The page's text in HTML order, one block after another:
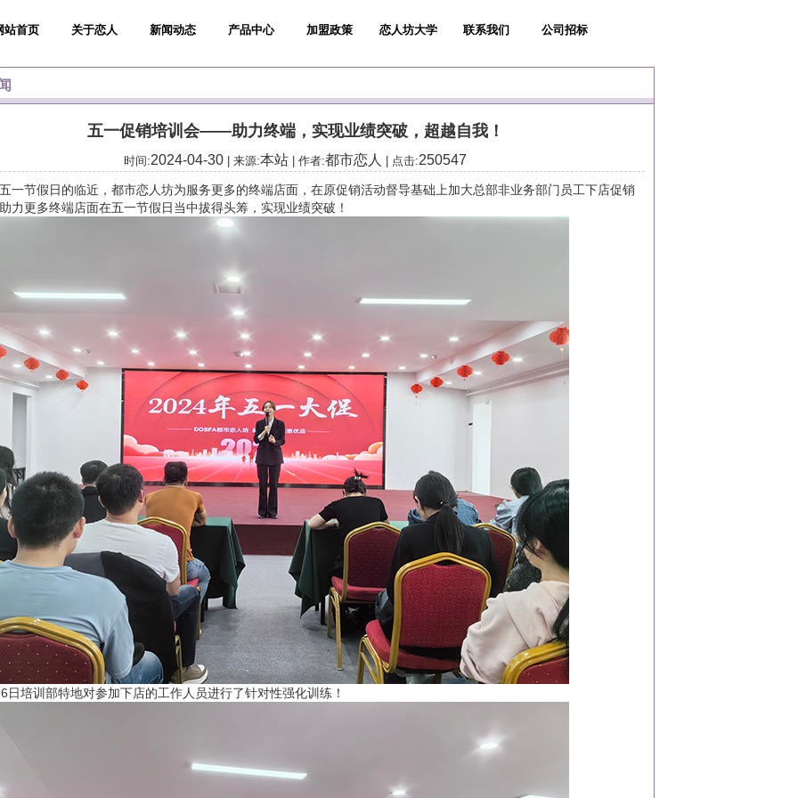
站首页 关于恋人 新闻动态 产品中心 加盟政策 恋人坊大学 联系我们 公司招标
五一促销培训会——助力终端，实现业绩突破，超越自我！
时间:2024-04-30 | 来源:本站 | 作者:都市恋人 | 点击:250547
假日的临近，都市恋人坊为服务更多的终端店面，在原促销活动督导基础上加大总部非业务部门员工下店促销
力更多终端店面在五一节假日当中拔得头筹，实现业绩突破！
训部特地对参加下店的工作人员进行了针对性强化训练！